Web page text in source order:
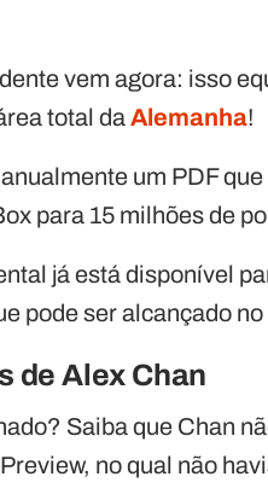
vem agora: isso
total daAlemanha!
um PDF
para 15 milhões de
já está disponível
pode ser alcançado
de Alex Chan
Saiba que Chan
no qual não